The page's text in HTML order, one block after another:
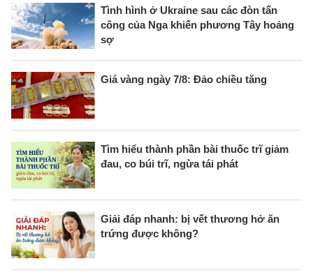
Tình hình ở Ukraine sau các đòn tấn
công của Nga khiến phương Tây hoảng
sợ
Giá vàng ngày 7/8: Đảo chiều tăng
Tìm hiểu thành phần bài thuốc trĩ giảm
đau, co búi trĩ, ngừa tái phát
Giải đáp nhanh: bị vết thương hở ăn
trứng được không?